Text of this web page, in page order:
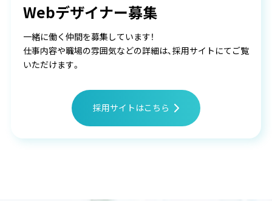
Webデザイナー募集
一緒に働く仲間を募集しています！
仕事内容や職場の雰囲気などの詳細は、採用サイトにてご覧
いただけます。
採用サイトはこちら